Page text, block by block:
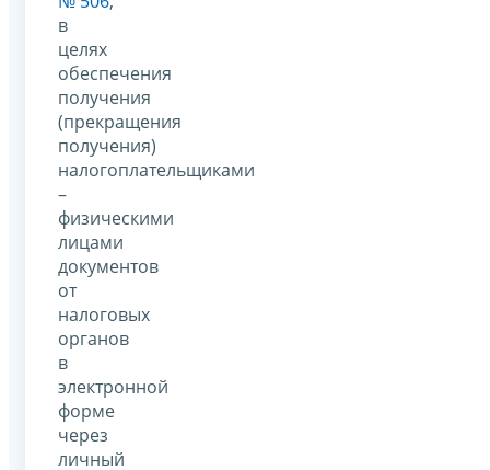
в
целях
обеспечения
получения
(прекращения
получения)
налогоплательщиками
–
физическими
лицами
документов
от
налоговых
органов
в
электронной
форме
через
личный